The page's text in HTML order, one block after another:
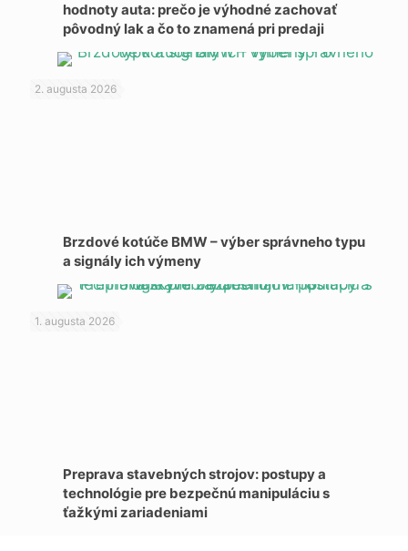
hodnoty auta: prečo je výhodné zachovať
pôvodný lak a čo to znamená pri predaji
2. augusta 2026
Brzdové kotúče BMW – výber správneho typu
a signály ich výmeny
1. augusta 2026
Preprava stavebných strojov: postupy a
technológie pre bezpečnú manipuláciu s
ťažkými zariadeniami